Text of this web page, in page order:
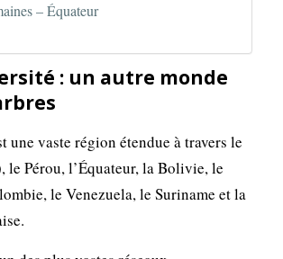
– Équateur
: un autre monde
une vaste région étendue à travers le
le Pérou, l’Équateur, la Bolivie, le
le Venezuela, le Suriname et la